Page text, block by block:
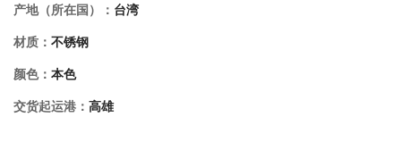
产地（所在国）： 台湾
材质： 不锈钢
颜色： 本色
交货起运港： 高雄